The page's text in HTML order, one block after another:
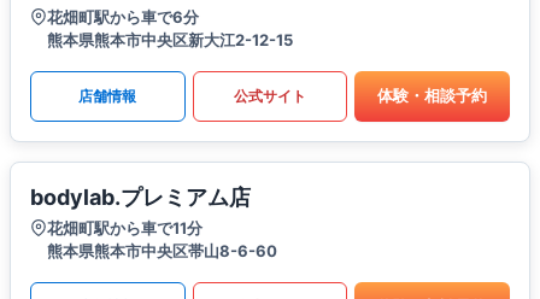
花畑町駅から車で6分
熊本県熊本市中央区新大江2-12-15
店舗情報 公式サイト 体験・相談予約
bodylab.プレミアム店
花畑町駅から車で11分
熊本県熊本市中央区帯山8-6-60